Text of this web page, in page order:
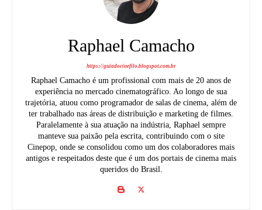
Raphael Camacho
https://guiadocinefilo.blogspot.com.br
Raphael Camacho é um profissional com mais de 20 anos de
experiência no mercado cinematográfico. Ao longo de sua
trajetória, atuou como programador de salas de cinema, além de
ter trabalhado nas áreas de distribuição e marketing de filmes.
Paralelamente à sua atuação na indústria, Raphael sempre
manteve sua paixão pela escrita, contribuindo com o site
Cinepop, onde se consolidou como um dos colaboradores mais
antigos e respeitados deste que é um dos portais de cinema mais
queridos do Brasil.